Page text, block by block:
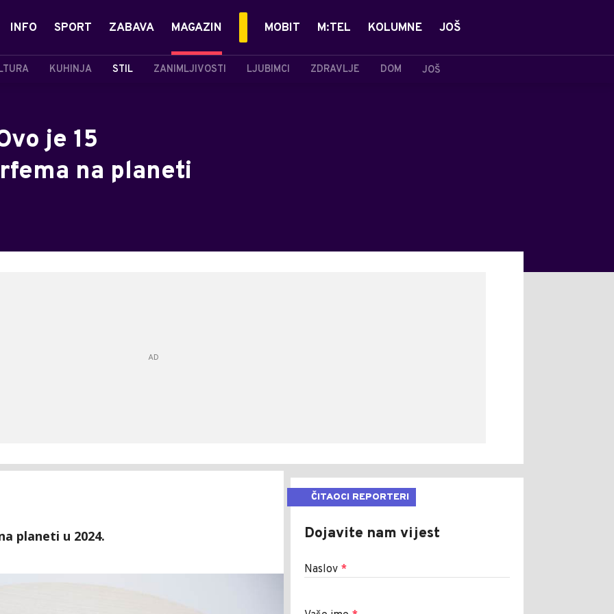
INFO SPORT ZABAVA MAGAZIN
KUHINJA STIL ZANIMLJIVOSTI LJUBIMCI ZDRAVLJE DOM JOŠ
MOBIT M:TEL KOLUMNE JOŠ
je 15
na planeti
planeti u 2024.
ČITAOCI REPORTERI
Dojavite nam vijest
Naslov *